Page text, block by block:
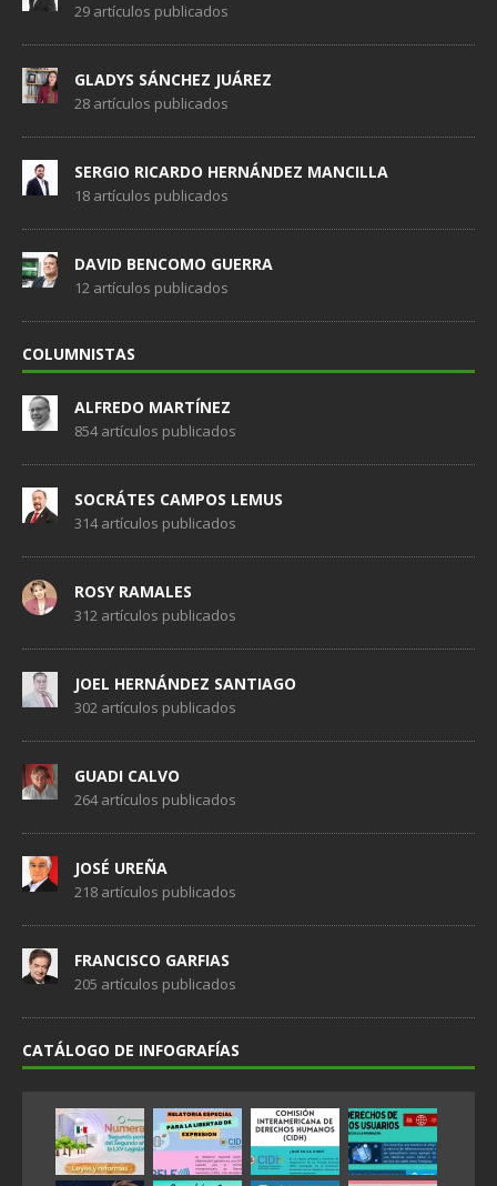
29 artículos publicados
GLADYS SÁNCHEZ JUÁREZ
28 artículos publicados
SERGIO RICARDO HERNÁNDEZ MANCILLA
18 artículos publicados
DAVID BENCOMO GUERRA
12 artículos publicados
COLUMNISTAS
ALFREDO MARTÍNEZ
854 artículos publicados
SOCRÁTES CAMPOS LEMUS
314 artículos publicados
ROSY RAMALES
312 artículos publicados
JOEL HERNÁNDEZ SANTIAGO
302 artículos publicados
GUADI CALVO
264 artículos publicados
JOSÉ UREÑA
218 artículos publicados
FRANCISCO GARFIAS
205 artículos publicados
CATÁLOGO DE INFOGRAFÍAS